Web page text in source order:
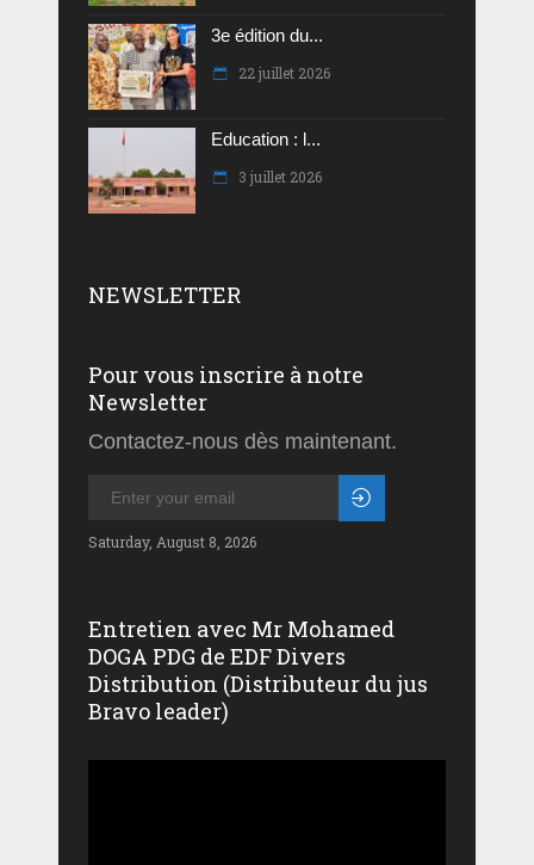
3e édition du...
22 juillet 2026
Education : l...
3 juillet 2026
NEWSLETTER
Pour vous inscrire à notre
Newsletter
Contactez-nous dès maintenant.
Saturday, August 8, 2026
Entretien avec Mr Mohamed
DOGA PDG de EDF Divers
Distribution (Distributeur du jus
Bravo leader)